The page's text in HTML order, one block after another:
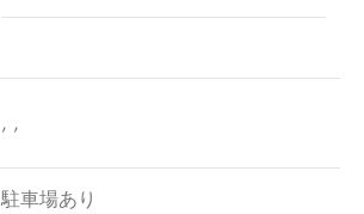
, ,
駐車場あり